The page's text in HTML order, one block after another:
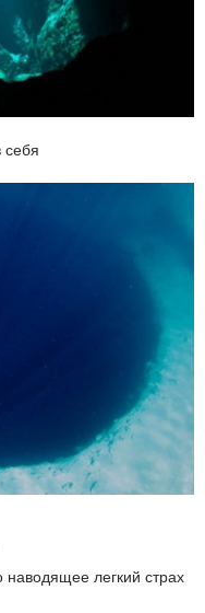
себя
легкий страх